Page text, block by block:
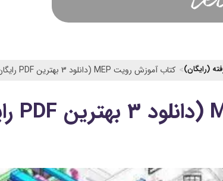
کتاب آموزش رویت MEP (دانلود 3 بهترین PDF رایگان)